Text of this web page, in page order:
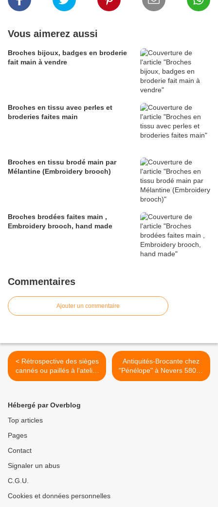
Vous aimerez aussi
Broches bijoux, badges en broderie
fait main à vendre
Broches en tissu avec perles et
broderies faites main
Broches en tissu brodé main par
Mélantine (Embroidery brooch)
Broches brodées faites main ,
Embroidery brooch, hand made
Commentaires
Ajouter un commentaire
< Rétrospective des sièges
cannés ou paillés à l'atelier
en 2014
Antiquités-Brocante chez
"Pénélope" à Nevers 58000
>
Hébergé par Overblog
Top articles
Pages
Contact
Signaler un abus
C.G.U.
Cookies et données personnelles